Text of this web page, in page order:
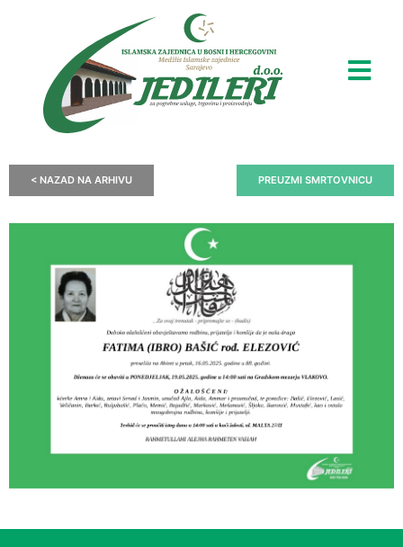
< NAZAD NA ARHIVU PREUZMI SMRTOVNICU